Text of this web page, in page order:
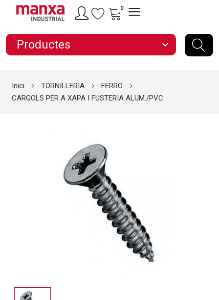
0
Productes expand_more
Inici TORNILLERIA
FERRO
CARGOLS PER A XAPA I FUSTERIA ALUM./PVC